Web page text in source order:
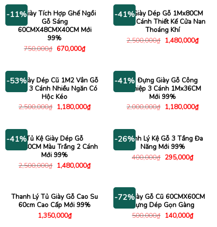
-11%
Tủ Giày Tích Hợp Ghế Ngồi
Gỗ Sáng
60CMX48CMX40CM Mới
99%
750,000₫ Giá
670,000₫Giá
hiện
670,000₫.
-41%
Tủ Giày Dép Gỗ 1Mx80CM
Cũ 2 Cánh Thiết Kế Cửa Nan
Thoáng Khí
2,500,000₫ Giá
gốc
1,480,000₫Giá
hiện
-53%
Tủ Giày Dép Cũ 1M2 Vân Gỗ
Sáng 3 Cánh Nhiều Ngăn Có
Hộc Kéo
2,500,000₫ Giá
gốc
1,180,000₫Giá
hiện
1,180,000₫.
-41%Tủ Đựng Giày Gỗ Công
Nghiệp 3 Cánh 1Mx36CM
Mới 99%
2,000,000₫ Giá
gốc
1,180,000₫Giá
hiện
-41%Tủ Kệ Giày Dép Gỗ
1Mx80CM Màu Trắng 2 Cánh
Mới 99%
2,500,000₫ Giá
gốc
1,480,000₫Giá
hiện
1,480,000₫.
-26%
Thanh Lý Kệ Gỗ 3 Tầng Đa
Năng Mới 99%
400,000₫ Giá
295,000₫Giá
hiện
Thanh Lý Tủ Giày Gỗ Cao Su
60cm Cao Cấp Mới 99%
1,350,000₫
-72%
Kệ Giày Gỗ Cũ 60CMX60CM
Đựng Dép Gọn Gàng
500,000₫ Giá
140,000₫Giá
hiện